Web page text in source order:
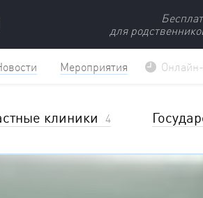
для
Мероприятия
клиники 4